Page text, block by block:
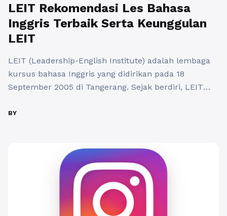
LEIT Rekomendasi Les Bahasa
Inggris Terbaik Serta Keunggulan
LEIT
LEIT (Leadership-English Institute) adalah lembaga
kursus bahasa Inggris yang didirikan pada 18
September 2005 di Tangerang. Sejak berdiri, LEIT
mendaftar dan mengalami peningkatan signifikan
Inggris berkualitas tinggi yang mengintegrasikan
nilai-nilai kepemimpinan dalam proses
pembelajarannya. Filosofi dan Nilai ...
BY